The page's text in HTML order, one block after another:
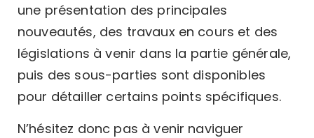
une présentation des principales
nouveautés, des travaux en cours et des
législations à venir dans la partie générale,
puis des sous-parties sont disponibles
pour détailler certains points spécifiques.
N’hésitez donc pas à venir naviguer